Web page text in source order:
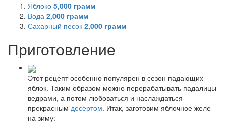
Яблоко 5,000 грамм
Вода 2,000 грамм
Сахарный песок 2,000 грамм
Приготовление
Этот рецепт особенно популярен в сезон падающих
яблок. Таким образом можно перерабатывать падалицы
ведрами, а потом любоваться и наслаждаться
прекрасным десертом. Итак, заготовим яблочное желе
на зиму: